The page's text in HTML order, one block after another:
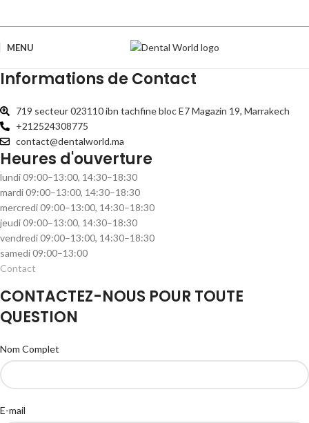
MENU
Informations de Contact
719 secteur 023110 ibn tachfine bloc E7 Magazin 19, Marrakech
+212524308775
contact@dentalworld.ma
Heures d'ouverture
lundi 09:00–13:00, 14:30–18:30
mardi 09:00–13:00, 14:30–18:30
mercredi 09:00–13:00, 14:30–18:30
jeudi 09:00–13:00, 14:30–18:30
vendredi 09:00–13:00, 14:30–18:30
samedi 09:00–13:00
Contact
CONTACTEZ-NOUS POUR TOUTE
QUESTION
Nom Complet
E-mail